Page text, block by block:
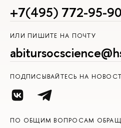
+7(495) 772-95-
ИЛИ ПИШИТЕ НА ПОЧТУ
ПОДПИСЫВАЙТЕСЬ НА
ПО ОБЩИМ ВОПРОСАМ